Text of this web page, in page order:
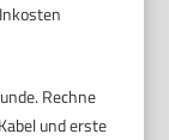
Rechne
und erste